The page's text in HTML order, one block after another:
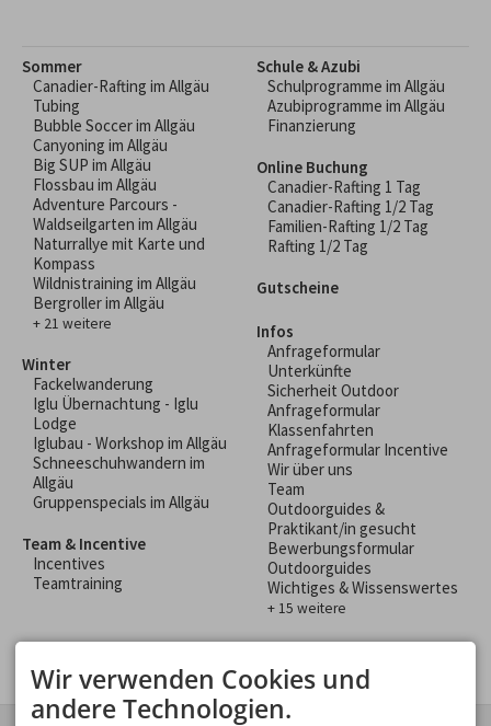
Sommer
Canadier-Rafting im Allgäu
Tubing
Bubble Soccer im Allgäu
Canyoning im Allgäu
Big SUP im Allgäu
Flossbau im Allgäu
Adventure Parcours -
Waldseilgarten im Allgäu
Naturrallye mit Karte und
Kompass
Wildnistraining im Allgäu
Bergroller im Allgäu
+ 21 weitere
Winter
Fackelwanderung
Iglu Übernachtung - Iglu
Lodge
Iglubau - Workshop im Allgäu
Schneeschuhwandern im
Allgäu
Gruppenspecials im Allgäu
Team & Incentive
Incentives
Teamtraining
Schule & Azubi
Schulprogramme im Allgäu
Azubiprogramme im Allgäu
Finanzierung
Online Buchung
Canadier-Rafting 1 Tag
Canadier-Rafting 1/2 Tag
Familien-Rafting 1/2 Tag
Rafting 1/2 Tag
Gutscheine
Infos
Anfrageformular
Unterkünfte
Sicherheit Outdoor
Anfrageformular
Klassenfahrten
Anfrageformular Incentive
Wir über uns
Team
Outdoorguides &
Praktikant/in gesucht
Bewerbungsformular
Outdoorguides
Wichtiges & Wissenswertes
+ 15 weitere
Wir verwenden Cookies und
andere Technologien.